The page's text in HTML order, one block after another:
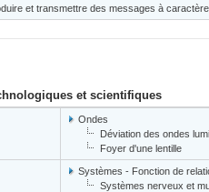
et transmettre des messages à
et scientifiques
Ondes
Déviation des ondes
Foyer d'une lentille
Systèmes - Fonction de
Systèmes nerveux et